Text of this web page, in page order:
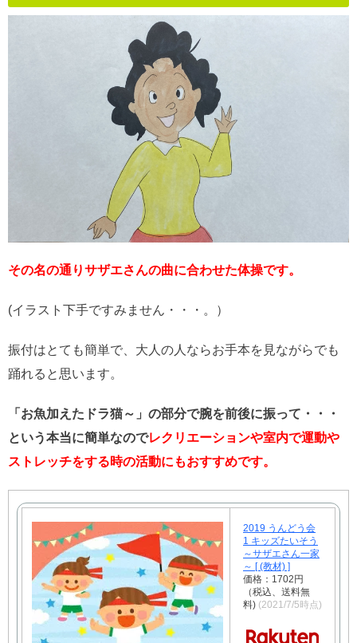
その名の通りサザエさんの曲に合わせた体操です。
(イラスト下手ですみません・・・。）
振付はとても簡単で、大人の人ならお手本を見ながらでも
踊れると思います。
「お魚加えたドラ猫～」の部分で腕を前後に振って・・・
という本当に簡単なのでレクリエーションや室内で運動や
ストレッチをする時の活動にもおすすめです。
2019 うんどう会
1 キッズたいそう
～サザエさん一家
～ [ (教材) ]
価格：1702円
（税込、送料無
料) (2021/7/5時点)